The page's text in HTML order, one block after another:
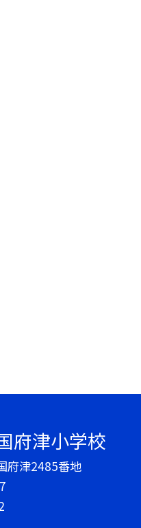
府津小学校
府津2485番地